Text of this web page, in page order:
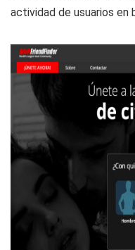
actividad de usuarios en